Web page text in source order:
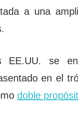
a una
se
en el
doble